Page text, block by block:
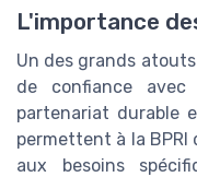
L'importance
Un des grands
de confiance
partenariat durable
permettent à la BPRI
aux besoins